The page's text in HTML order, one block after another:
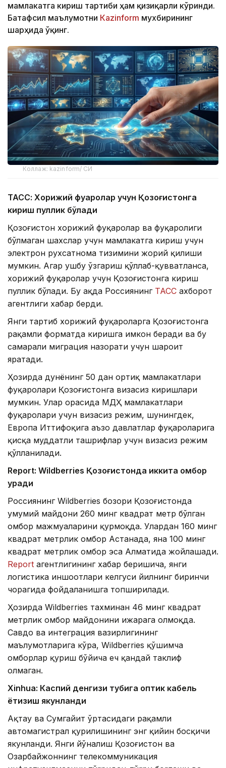
мамлакатга кириш тартиби ҳам қизиқарли кўринди.
Батафсил маълумотни Кazinform мухбирининг
шарҳида ўқинг.
Коллаж: kazinform/ СИ
ТАСС: Хорижий фуқаролар учун Қозоғистонга
кириш пуллик бўлади
Қозоғистон хорижий фуқаролар ва фуқаролиги
бўлмаган шахслар учун мамлакатга кириш учун
электрон рухсатнома тизимини жорий қилиши
мумкин. Агар ушбу ўзгариш қўллаб-қувватланса,
хорижий фуқаролар учун Қозоғистонга кириш
пуллик бўлади. Бу ҳақда Россиянинг ТАСС ахборот
агентлиги хабар берди.
Янги тартиб хорижий фуқароларга Қозоғистонга
рақамли форматда киришга имкон беради ва бу
самарали миграция назорати учун шароит
яратади.
Ҳозирда дунёнинг 50 дан ортиқ мамлакатлари
фуқаролари Қозоғистонга визасиз киришлари
мумкин. Улар орасида МДҲ мамлакатлари
фуқаролари учун визасиз режим, шунингдек,
Европа Иттифоқига аъзо давлатлар фуқароларига
қисқа муддатли ташрифлар учун визасиз режим
қўлланилади.
Report: Wildberries Қозоғистонда иккита омбор
қуради
Россиянинг Wildberries бозори Қозоғистонда
умумий майдони 260 минг квадрат метр бўлган
омбор мажмуаларини қурмоқда. Улардан 160 минг
квадрат метрлик омбор Астанада, яна 100 минг
квадрат метрлик омбор эса Алматида жойлашади.
Report агентлигининг хабар беришича, янги
логистика иншоотлари келгуси йилнинг биринчи
чорагида фойдаланишга топширилади.
Ҳозирда Wildberries тахминан 46 минг квадрат
метрлик омбор майдонини ижарага олмоқда.
Савдо ва интеграция вазирлигининг
маълумотларига кўра, Wildberries қўшимча
омборлар қуриш бўйича ҳеч қандай таклиф
олмаган.
Xinhuа: Каспий денгизи тубига оптик кабель
ётқизиш якунланди
Ақтау ва Сумгайит ўртасидаги рақамли
автомагистрал қурилишининг энг қийин босқичи
якунланди. Янги йўналиш Қозоғистон ва
Озарбайжоннинг телекоммуникация